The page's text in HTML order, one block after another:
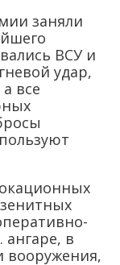
заняли
ВСУ и
удар,
все
ангаре, в
вооружения,